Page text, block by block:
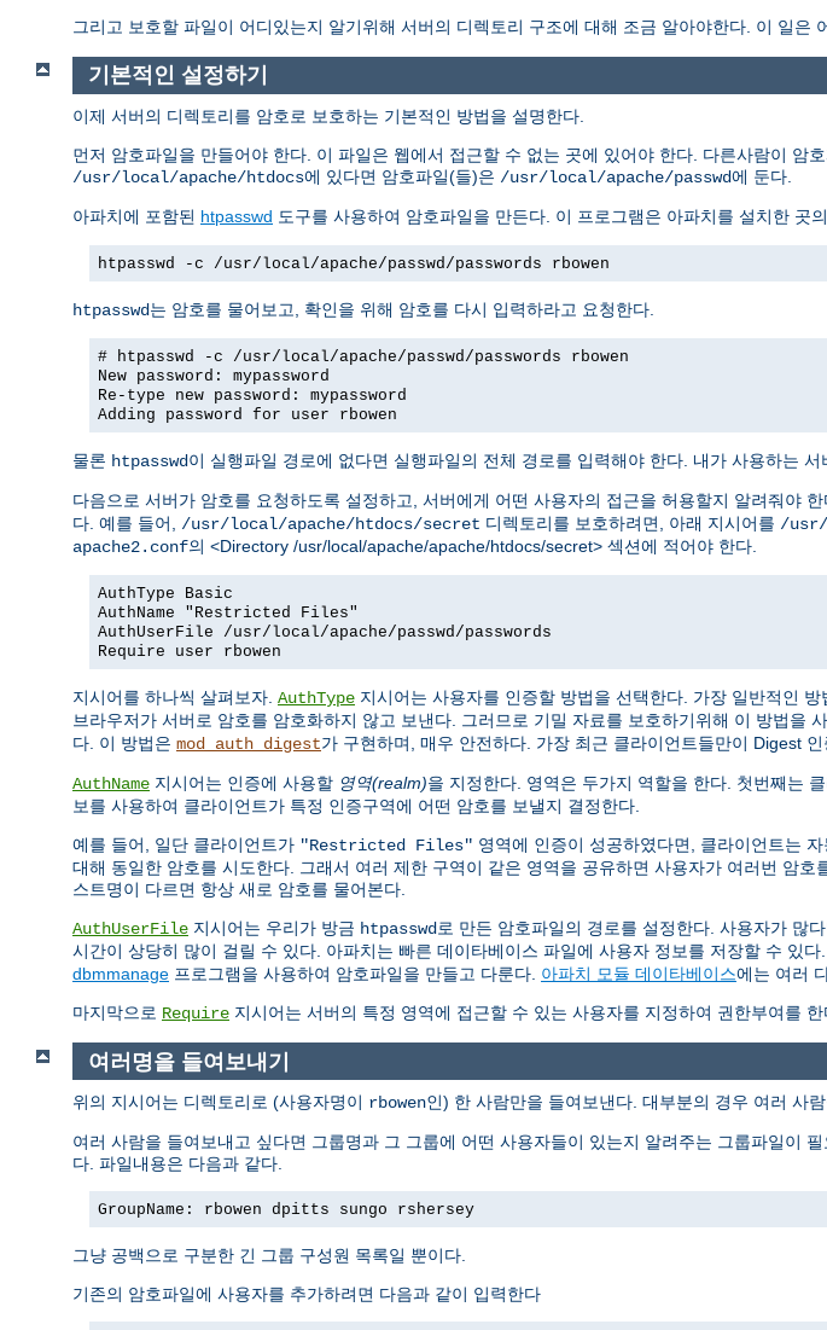
그리고 보호할 파일이 어디있는지 알기위해 서버의 디렉토리 구조에 대해 조금 알아야한다. 이 일은
기본적인 설정하기
이제 서버의 디렉토리를 암호로 보호하는 기본적인 방법을 설명한다.
먼저 암호파일을 만들어야 한다. 이 파일은 웹에서 접근할 수 없는 곳에 있어야 한다. 다른사람이 암
/usr/local/apache/htdocs에 있다면 암호파일(들)은 /usr/local/apache/passwd에 둔다.
아파치에 포함된 htpasswd 도구를 사용하여 암호파일을 만든다. 이 프로그램은 아파치를 설치한 곳의
htpasswd -c /usr/local/apache/passwd/passwords rbowen
htpasswd는 암호를 물어보고, 확인을 위해 암호를 다시 입력하라고 요청한다.
# htpasswd -c /usr/local/apache/passwd/passwords rbowen
New password: mypassword
Re-type new password: mypassword
Adding password for user rbowen
물론 htpasswd이 실행파일 경로에 없다면 실행파일의 전체 경로를 입력해야 한다. 내가 사용하는 서
다음으로 서버가 암호를 요청하도록 설정하고, 서버에게 어떤 사용자의 접근을 허용할지 알려줘야 한
다. 예를 들어, /usr/local/apache/htdocs/secret 디렉토리를 보호하려면, 아래 지시어를 /usr/
apache2.conf의 <Directory /usr/local/apache/apache/htdocs/secret> 섹션에 적어야 한다.
AuthType Basic
AuthName "Restricted Files"
AuthUserFile /usr/local/apache/passwd/passwords
Require user rbowen
지시어를 하나씩 살펴보자. AuthType 지시어는 사용자를 인증할 방법을 선택한다. 가장 일반적인 방
브라우저가 서버로 암호를 암호화하지 않고 보낸다. 그러므로 기밀 자료를 보호하기위해 이 방법을
다. 이 방법은 mod_auth_digest가 구현하며, 매우 안전하다. 가장 최근 클라이언트들만이 Digest 인
AuthName 지시어는 인증에 사용할 영역(realm)을 지정한다. 영역은 두가지 역할을 한다. 첫번째는
보를 사용하여 클라이언트가 특정 인증구역에 어떤 암호를 보낼지 결정한다.
예를 들어, 일단 클라이언트가 "Restricted Files" 영역에 인증이 성공하였다면, 클라이언트는
대해 동일한 암호를 시도한다. 그래서 여러 제한 구역이 같은 영역을 공유하면 사용자가 여러번 암
스트명이 다르면 항상 새로 암호를 물어본다.
AuthUserFile 지시어는 우리가 방금 htpasswd 로 만든 암호파일의 경로를 설정한다. 사용자가 많
시간이 상당히 많이 걸릴 수 있다. 아파치는 빠른 데이타베이스 파일에 사용자 정보를 저장할 수 있다.
dbmmanage 프로그램을 사용하여 암호파일을 만들고 다룬다. 아파치 모듈 데이타베이스에는 여러
마지막으로 Require 지시어는 서버의 특정 영역에 접근할 수 있는 사용자를 지정하여 권한부여를
여러명을 들여보내기
위의 지시어는 디렉토리로 (사용자명이 rbowen인) 한 사람만을 들여보낸다. 대부분의 경우 여러 사
여러 사람을 들여보내고 싶다면 그룹명과 그 그룹에 어떤 사용자들이 있는지 알려주는 그룹파일이
다. 파일내용은 다음과 같다.
GroupName: rbowen dpitts sungo rshersey
그냥 공백으로 구분한 긴 그룹 구성원 목록일 뿐이다.
기존의 암호파일에 사용자를 추가하려면 다음과 같이 입력한다